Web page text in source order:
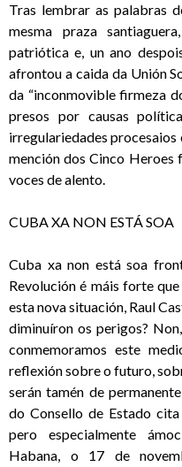
Tras lembrar as palabras
mesma praza
patriótica e, un ano
afrontou a caida da Unión
da “inconmovible firmeza
presos por causas
irregulariedades procesaios
mención dos Cinco Heroes
voces de alento.
CUBA XA NON ESTÁ SOA
Cuba xa non está soa
Revolución é máis forte
esta nova situación, Raul
diminuíron os perigos?
conmemoramos este
reflexión sobre o futuro,
serán tamén de
do Consello de Estado
pero especialmente
Habana, o 17 de